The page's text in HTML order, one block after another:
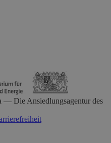
— Die Ansiedlungsagentur des